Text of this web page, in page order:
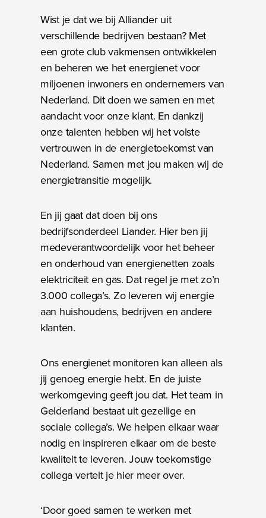
Wist je dat we bij Alliander uit
verschillende bedrijven bestaan? Met
een grote club vakmensen ontwikkelen
en beheren we het energienet voor
miljoenen inwoners en ondernemers van
Nederland. Dit doen we samen en met
aandacht voor onze klant. En dankzij
onze talenten hebben wij het volste
vertrouwen in de energietoekomst van
Nederland. Samen met jou maken wij de
energietransitie mogelijk.
En jij gaat dat doen bij ons
bedrijfsonderdeel Liander. Hier ben jij
medeverantwoordelijk voor het beheer
en onderhoud van energienetten zoals
elektriciteit en gas. Dat regel je met zo’n
3.000 collega’s. Zo leveren wij energie
aan huishoudens, bedrijven en andere
klanten.
Ons energienet monitoren kan alleen als
jij genoeg energie hebt. En de juiste
werkomgeving geeft jou dat. Het team in
Gelderland bestaat uit gezellige en
sociale collega’s. We helpen elkaar waar
nodig en inspireren elkaar om de beste
kwaliteit te leveren. Jouw toekomstige
collega vertelt je hier meer over.
‘Door goed samen te werken met